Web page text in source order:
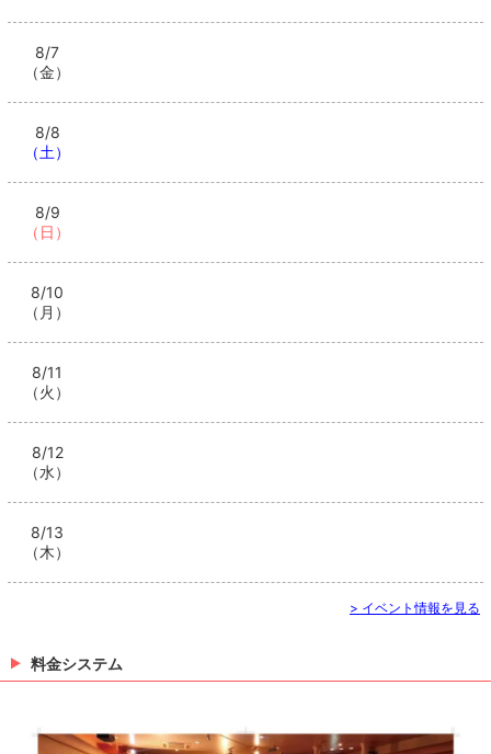
8/7
（金）
8/8
（土）
8/9
（日）
8/10
（月）
8/11
（火）
8/12
（水）
8/13
（木）
> イベント情報を見る
料金システム